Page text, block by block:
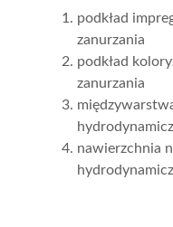
podkład
zanurzania
podkład
zanurzania
nawierzchnia